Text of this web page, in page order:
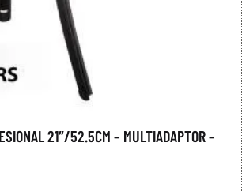
21″/52.5CM – MULTIADAPTOR –